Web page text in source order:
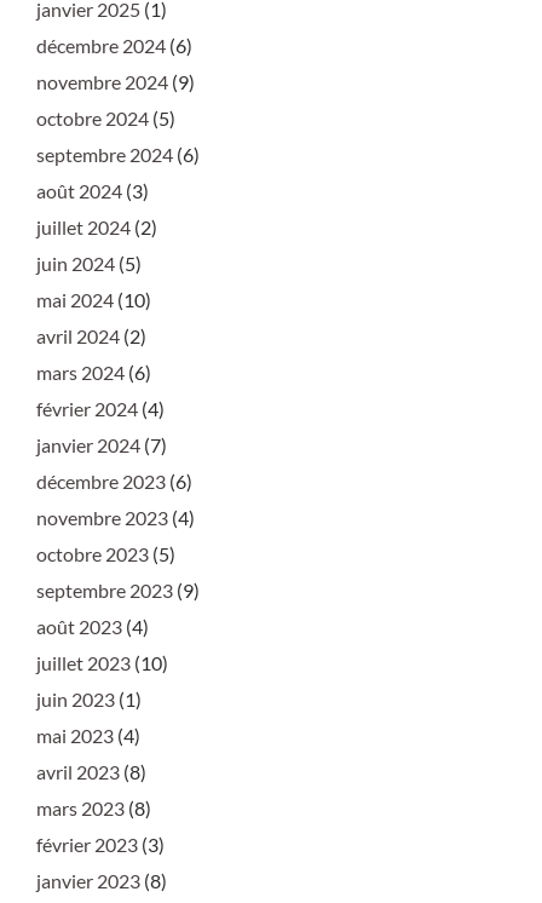
janvier 2025 (1)
décembre 2024 (6)
novembre 2024 (9)
octobre 2024 (5)
septembre 2024 (6)
août 2024 (3)
juillet 2024 (2)
juin 2024 (5)
mai 2024 (10)
avril 2024 (2)
mars 2024 (6)
février 2024 (4)
janvier 2024 (7)
décembre 2023 (6)
novembre 2023 (4)
octobre 2023 (5)
septembre 2023 (9)
août 2023 (4)
juillet 2023 (10)
juin 2023 (1)
mai 2023 (4)
avril 2023 (8)
mars 2023 (8)
février 2023 (3)
janvier 2023 (8)